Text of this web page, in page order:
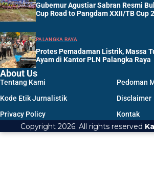
Gubernur Agustiar Sabran Resmi
Cup Road to Pangdam XXII/TB Cup
PALANGKA RAYA
Protes Pemadaman Listrik, Massa
Ayam di Kantor PLN Palangka Raya
About Us
Tentang Kami
Pedoman
Kode Etik Jurnalistik
Disclaimer
Privacy Policy
Kontak
Copyright 2026. All rights reserved